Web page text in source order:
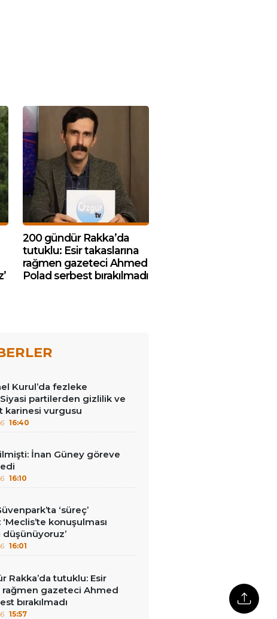
200 gündür Rakka’da
tutuklu: Esir takaslarına
rağmen gazeteci Ahmed
Polad serbest bırakılmadı
Kurul’da fezleke
Siyasi partilerden gizlilik ve
karinesi vurgusu
16:40
İnan Güney göreve
16:10
‘süreç’
‘Meclis’te konuşulması
16:01
Rakka’da tutuklu: Esir
rağmen gazeteci Ahmed
bırakılmadı
15:57